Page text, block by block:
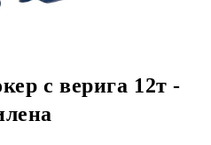
с верига 12т -